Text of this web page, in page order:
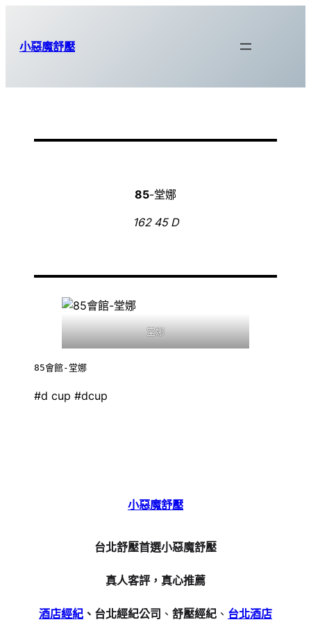
小惡魔舒壓
85-堂娜
162 45 D
堂娜
85會館-堂娜
#d cup #dcup
小惡魔舒壓
台北舒壓首選小惡魔舒壓
真人客評，真心推薦
酒店經紀 、台北經紀公司 、 舒壓經紀 、 台北酒店